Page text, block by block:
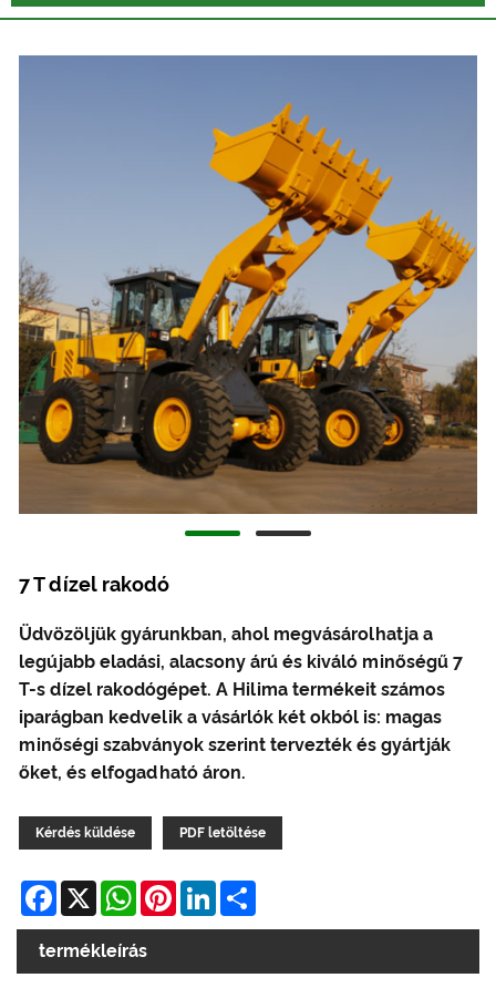
7 T dízel rakodó
Üdvözöljük gyárunkban, ahol megvásárolhatja a
legújabb eladási, alacsony árú és kiváló minőségű 7
T-s dízel rakodógépet. A Hilima termékeit számos
iparágban kedvelik a vásárlók két okból is: magas
minőségi szabványok szerint tervezték és gyártják
őket, és elfogadható áron.
Kérdés küldése PDF letöltése
Facebook
X WhatsApp
PinterestLinkedIn
termékleírás